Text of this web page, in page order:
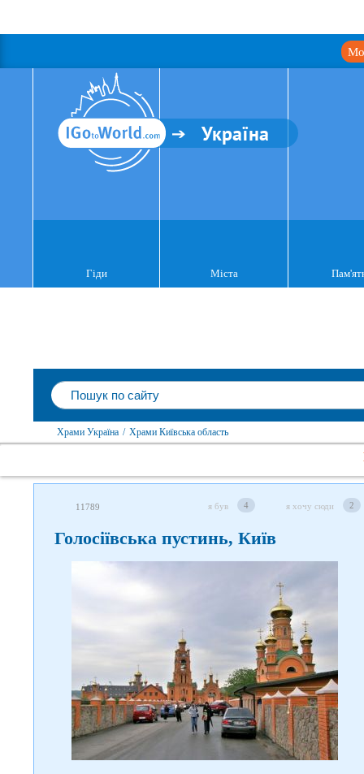
Україна
Гіди Міста
Храми Україна / Храми Київська область
11789 я був 4 я хочу сюди 2
Голосіївська пустинь, Київ